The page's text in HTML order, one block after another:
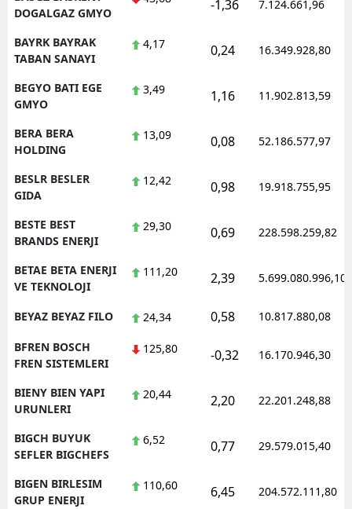
DOGALGAZ GMYO
-1,36 7.124.661,96
BAYRK BAYRAK
TABAN SANAYI
4,17 0,24 16.349.928,80
BEGYO BATI EGE
GMYO
3,49 1,16 11.902.813,59
BERA BERA
HOLDING
13,09 0,08 52.186.577,97
BESLR BESLER
GIDA
12,42 0,98 19.918.755,95
BESTE BEST
BRANDS ENERJI
29,30 0,69 228.598.259,82
BETAE BETA ENERJI
VE TEKNOLOJI
111,20 2,39 5.699.080.996,10
BEYAZ BEYAZ FILO 24,34 0,58 10.817.880,08
BFREN BOSCH
FREN SISTEMLERI
125,80 -0,32 16.170.946,30
BIENY BIEN YAPI
URUNLERI
20,44 2,20 22.201.248,88
BIGCH BUYUK
SEFLER BIGCHEFS
6,52 0,77 29.579.015,40
BIGEN BIRLESIM
GRUP ENERJI
110,60 6,45 204.572.111,80